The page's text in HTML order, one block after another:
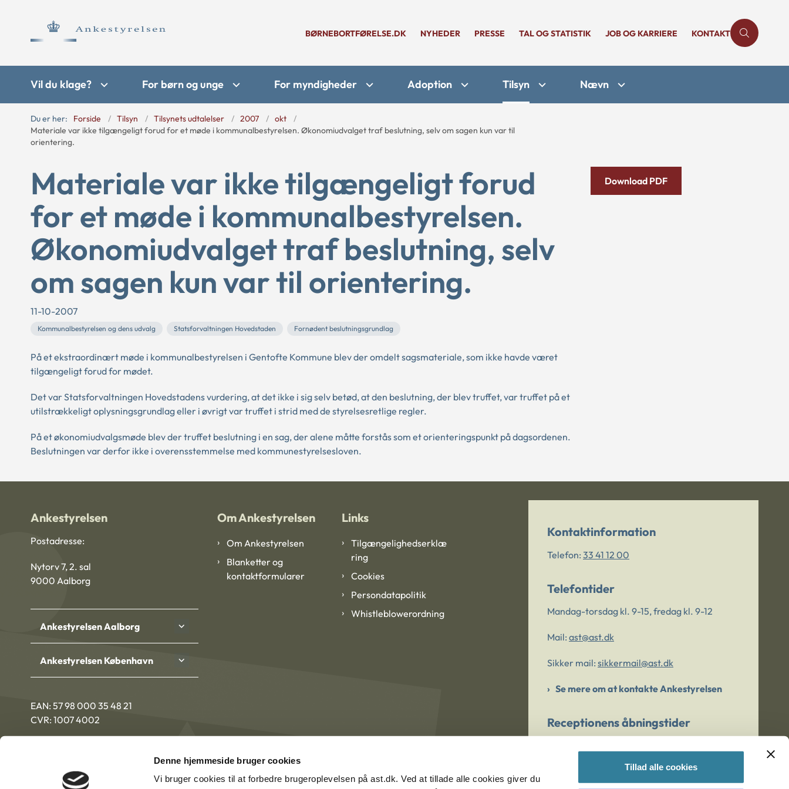
Denne hjemmeside bruger cookies
Vi bruger cookies til at forbedre brugeroplevelsen på ast.dk. Ved at tillade alle cookies giver du
Tillad alle cookies
BØRNEBORTFØRELSE.DK NYHEDER PRESSE TAL OG STATISTIK JOB OG KARRIERE KONTAKT
Vil du klage? For børn og unge For myndigheder Adoption Tilsyn Nævn
Du er her: Forside Tilsyn Tilsynets udtalelser 2007
okt
Materiale var ikke tilgængeligt forud for et møde i kommunalbestyrelsen. Økonomiudvalget traf beslutning, selv om sagen kun var til
orientering.
Materiale var ikke tilgængeligt forud
for et møde i kommunalbestyrelsen.
Økonomiudvalget traf beslutning, selv
om sagen kun var til orientering.
11-10-2007
Kommunalbestyrelsen og dens udvalg Statsforvaltningen Hovedstaden Fornødent beslutningsgrundlag
På et ekstraordinært møde i kommunalbestyrelsen i Gentofte Kommune blev der omdelt sagsmateriale, som ikke havde været
tilgængeligt forud for mødet.
Det var Statsforvaltningen Hovedstadens vurdering, at det ikke i sig selv betød, at den beslutning, der blev truffet, var truffet på et
utilstrækkeligt oplysningsgrundlag eller i øvrigt var truffet i strid med de styrelsesretlige regler.
På et økonomiudvalgsmøde blev der truffet beslutning i en sag, der alene måtte forstås som et orienteringspunkt på dagsordenen.
Beslutningen var derfor ikke i overensstemmelse med kommunestyrelsesloven.
Download PDF
Ankestyrelsen
Postadresse:
Nytorv 7, 2. sal
9000 Aalborg
Ankestyrelsen Aalborg
Ankestyrelsen København
EAN: 57 98 000 35 48 21
CVR: 1007 4002
Om Ankestyrelsen
Om Ankestyrelsen
Blanketter og
kontaktformularer
Links
Tilgængelighedserklæ
ring
Cookies
Persondatapolitik
Whistleblowerordning
Kontaktinformation
Telefon: 33 41 12 00
Telefontider
Mandag-torsdag kl. 9-15, fredag kl. 9-12
Mail: ast@ast.dk
Sikker mail: sikkermail@ast.dk
Se mere om at kontakte Ankestyrelsen
Receptionens åbningstider